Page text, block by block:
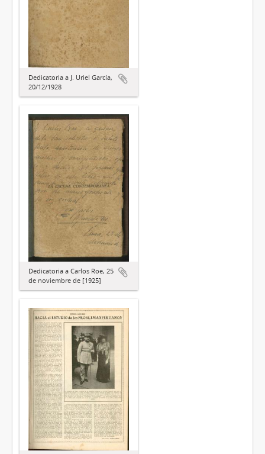
Dedicatoria a J. Uriel García,
20/12/1928
Dedicatoria a Carlos Roe, 25
de noviembre de [1925]